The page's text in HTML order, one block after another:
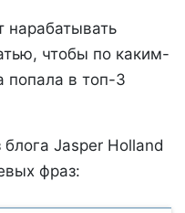
чтобы по каким-
попала в топ-3
Jasper Holland
фраз: